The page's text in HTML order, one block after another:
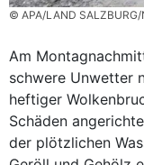
© APA/LAND SALZBURG/
Am
schwere Unwetter
heftiger
Schäden
der plötzlichen